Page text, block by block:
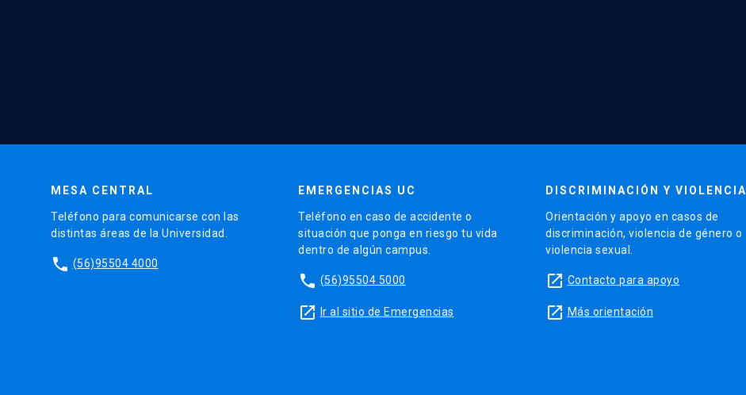
MESA CENTRAL
Teléfono para comunicarse con las
distintas áreas de la Universidad.
phone (56)95504 4000
EMERGENCIAS UC
Teléfono en caso de accidente o
situación que ponga en riesgo tu vida
dentro de algún campus.
phone (56)95504 5000
launch Ir al sitio de Emergencias
DISCRIMINACIÓN Y VIOLENCIA
Orientación y apoyo en casos de
discriminación, violencia de género o
violencia sexual.
launch Contacto para apoyo
launch Más orientación